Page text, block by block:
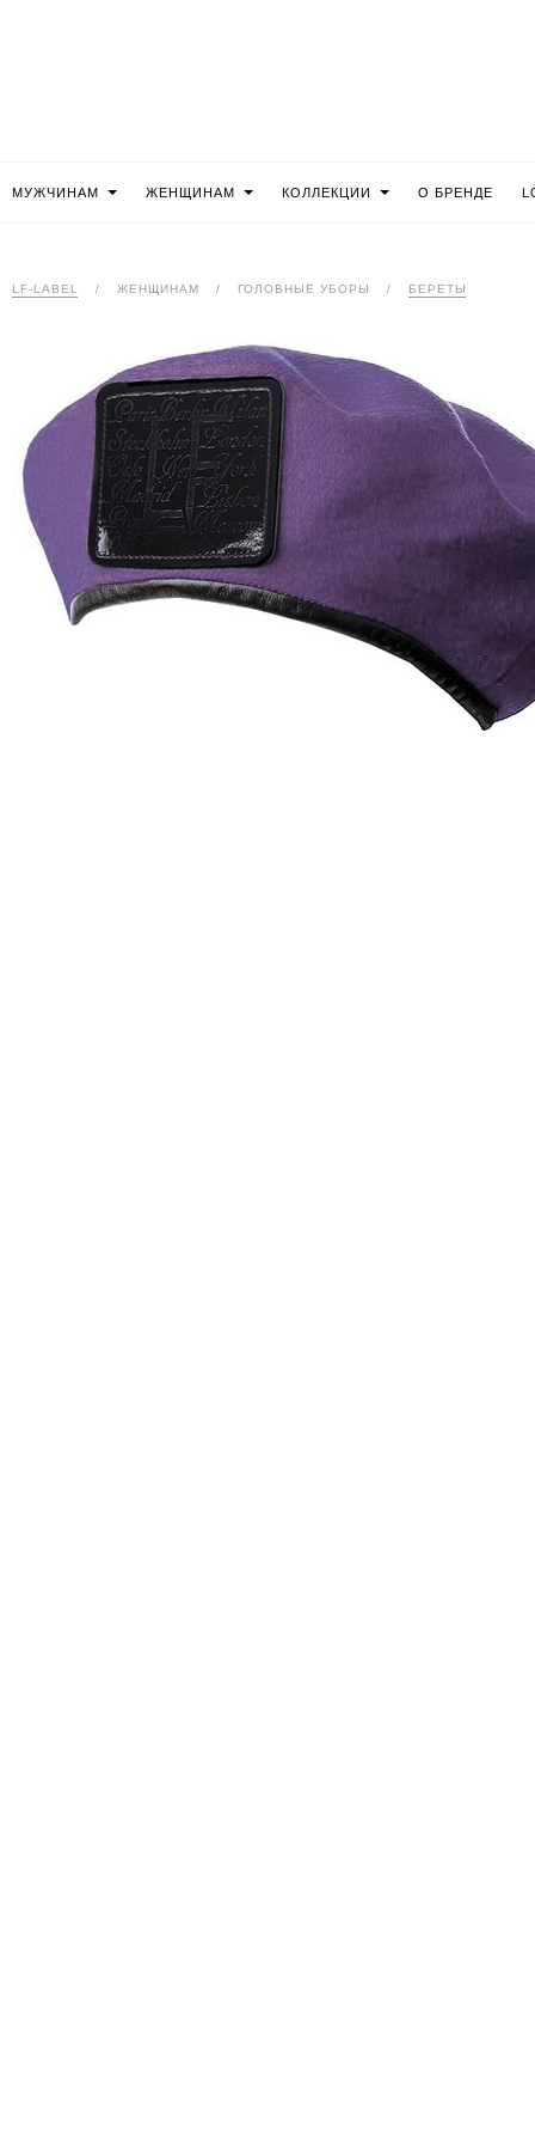
МУЖЧИНАМ ЖЕНЩИНАМ КОЛЛЕКЦИИ О БРЕНДЕ
LF-LABEL / ЖЕНЩИНАМ / ГОЛОВНЫЕ УБОРЫ / БЕРЕТЫ